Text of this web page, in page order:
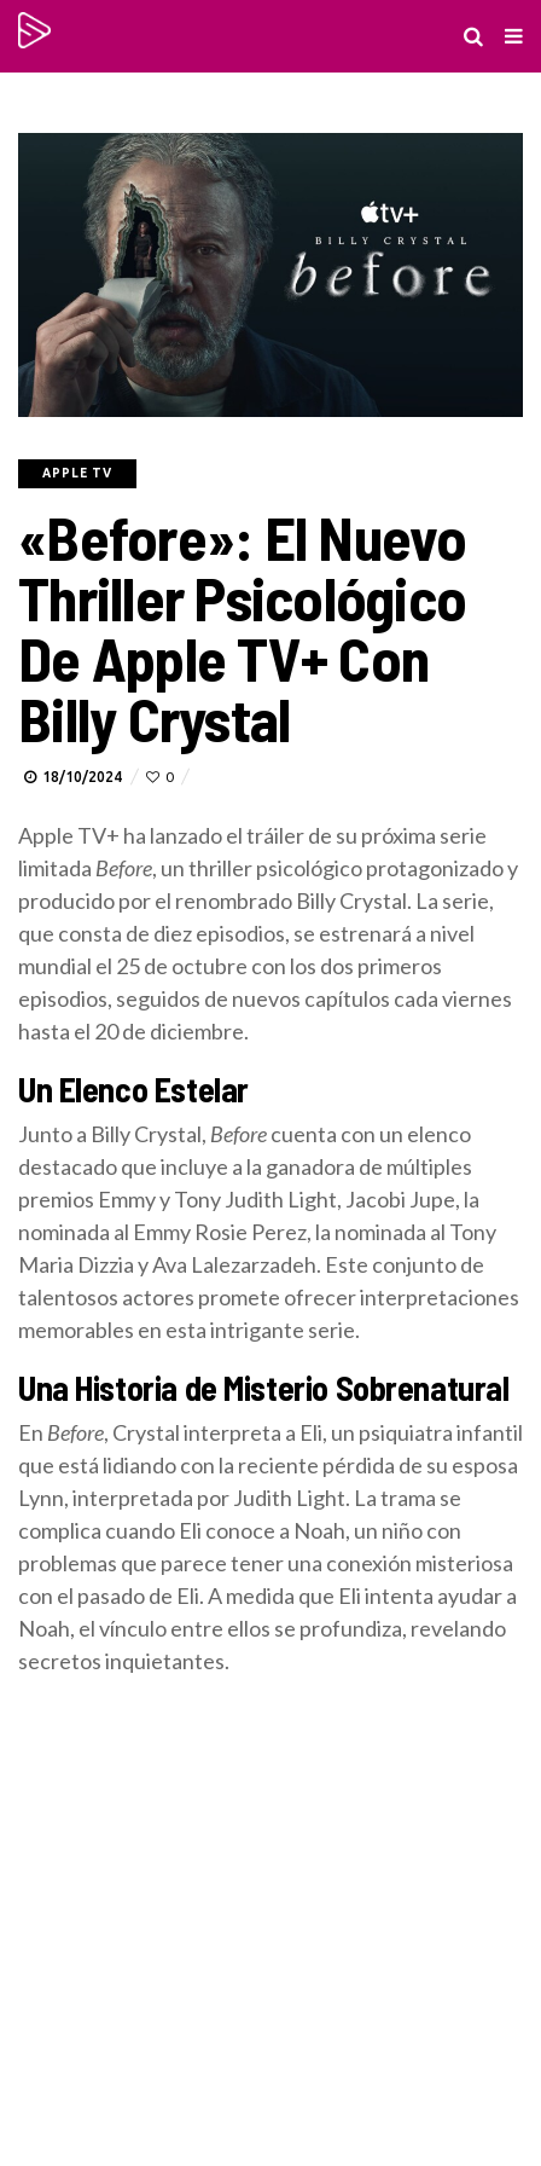
APPLE TV
«Before»: El Nuevo
Thriller Psicológico
De Apple TV+ Con
Billy Crystal
18/10/2024 0
Apple TV+ ha lanzado el tráiler de su próxima serie
limitada Before, un thriller psicológico protagonizado y
producido por el renombrado Billy Crystal. La serie,
que consta de diez episodios, se estrenará a nivel
mundial el 25 de octubre con los dos primeros
episodios, seguidos de nuevos capítulos cada viernes
hasta el 20 de diciembre.
Un Elenco Estelar
Junto a Billy Crystal, Beforecuenta con un elenco
destacado que incluye a la ganadora de múltiples
premios Emmy y Tony Judith Light, Jacobi Jupe, la
nominada al Emmy Rosie Perez, la nominada al Tony
Maria Dizzia y Ava Lalezarzadeh. Este conjunto de
talentosos actores promete ofrecer interpretaciones
memorables en esta intrigante serie.
Una Historia de Misterio Sobrenatural
En Before, Crystal interpreta a Eli, un psiquiatra infantil
que está lidiando con la reciente pérdida de su esposa
Lynn, interpretada por Judith Light. La trama se
complica cuando Eli conoce a Noah, un niño con
problemas que parece tener una conexión misteriosa
con el pasado de Eli. A medida que Eli intenta ayudar a
Noah, el vínculo entre ellos se profundiza, revelando
secretos inquietantes.